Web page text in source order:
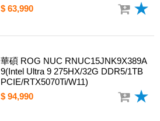
$ 63,990
華碩 ROG NUC RNUC15JNK9X389A
9(Intel Ultra 9 275HX/32G DDR5/1TB
PCIE/RTX5070Ti/W11)
$ 94,990